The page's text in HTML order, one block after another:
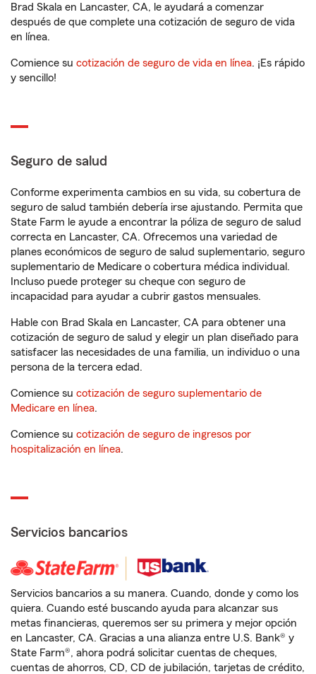
Brad Skala en Lancaster, CA, le ayudará a comenzar
después de que complete una cotización de seguro de vida
en línea.
Comience su cotización de seguro de vida en línea. ¡Es rápido
y sencillo!
Seguro de salud
Conforme experimenta cambios en su vida, su cobertura de
seguro de salud también debería irse ajustando. Permita que
State Farm le ayude a encontrar la póliza de seguro de salud
correcta en Lancaster, CA. Ofrecemos una variedad de
planes económicos de seguro de salud suplementario, seguro
suplementario de Medicare o cobertura médica individual.
Incluso puede proteger su cheque con seguro de
incapacidad para ayudar a cubrir gastos mensuales.
Hable con Brad Skala en Lancaster, CA para obtener una
cotización de seguro de salud y elegir un plan diseñado para
satisfacer las necesidades de una familia, un individuo o una
persona de la tercera edad.
Comience su cotización de seguro suplementario de
Medicare en línea.
Comience su cotización de seguro de ingresos por
hospitalización en línea.
Servicios bancarios
Servicios bancarios a su manera. Cuando, donde y como los
quiera. Cuando esté buscando ayuda para alcanzar sus
metas financieras, queremos ser su primera y mejor opción
en Lancaster, CA. Gracias a una alianza entre U.S. Bank® y
State Farm®, ahora podrá solicitar cuentas de cheques,
cuentas de ahorros, CD, CD de jubilación, tarjetas de crédito,